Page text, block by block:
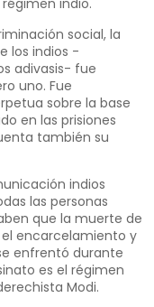
indio.
social, la
los indios -
adivasis- fue
uno. Fue
sobre la base
en las prisiones
también su
indios
las personas
que la muerte de
el encarcelamiento y
enfrentó durante
es el régimen
Modi.